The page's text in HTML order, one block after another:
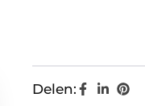
Delen: